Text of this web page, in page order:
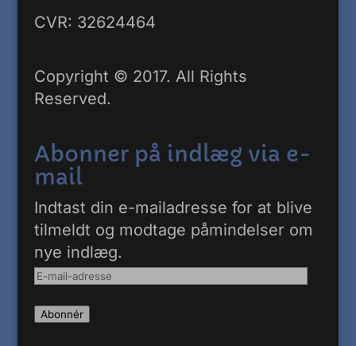
CVR: 32624464
Copyright © 2017. All Rights
Reserved.
Abonner på indlæg via e-
mail
Indtast din e-mailadresse for at blive
tilmeldt og modtage påmindelser om
nye indlæg.
E-
adresse
Abonnér